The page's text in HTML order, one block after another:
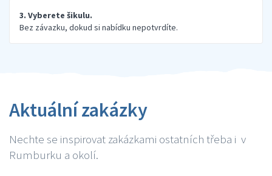
3. Vyberete šikulu.
Bez závazku, dokud si nabídku nepotvrdíte.
Aktuální zakázky
Nechte se inspirovat zakázkami ostatních třeba i v
Rumburku a okolí.